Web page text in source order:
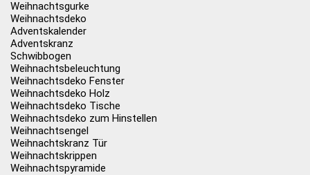
Weihnachtsgurke
Weihnachtsdeko
Adventskalender
Adventskranz
Schwibbogen
Weihnachtsbeleuchtung
Weihnachtsdeko Fenster
Weihnachtsdeko Holz
Weihnachtsdeko Tische
Weihnachtsdeko zum Hinstellen
Weihnachtsengel
Weihnachtskranz Tür
Weihnachtskrippen
Weihnachtspyramide